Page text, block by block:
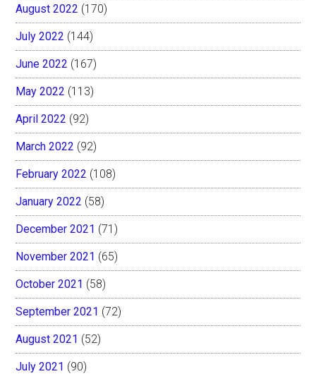
August 2022 (170)
July 2022 (144)
June 2022 (167)
May 2022 (113)
April 2022 (92)
March 2022 (92)
February 2022 (108)
January 2022 (58)
December 2021 (71)
November 2021 (65)
October 2021 (58)
September 2021 (72)
August 2021 (52)
July 2021 (90)